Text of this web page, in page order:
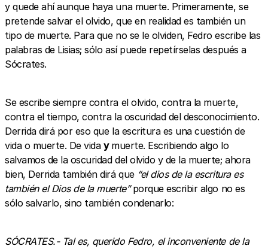
y quede ahí aunque haya una muerte. Primeramente, se
pretende salvar el olvido, que en realidad es también un
tipo de muerte. Para que no se le olviden, Fedro escribe las
palabras de Lisias; sólo así puede repetírselas después a
Sócrates.
Se escribe siempre contra el olvido, contra la muerte,
contra el tiempo, contra la oscuridad del desconocimiento.
Derrida dirá por eso que la escritura es una cuestión de
vida o muerte. De vida ymuerte. Escribiendo algo lo
salvamos de la oscuridad del olvido y de la muerte; ahora
bien, Derrida también dirá que “el dios de la escritura es
también el Dios de la muerte”porque escribir algo no es
sólo salvarlo, sino también condenarlo:
SÓCRATES.- Tal es, querido Fedro, el inconveniente de la